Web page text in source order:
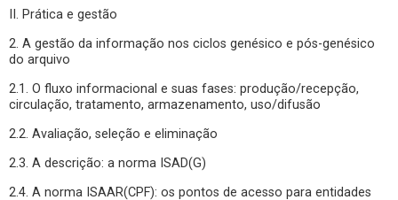
II. Prática e gestão
2. A gestão da informação nos ciclos genésico e pós-genésico
do arquivo
2.1. O fluxo informacional e suas fases: produção/recepção,
circulação, tratamento, armazenamento, uso/difusão
2.2. Avaliação, seleção e eliminação
2.3. A descrição: a norma ISAD(G)
2.4. A norma ISAAR(CPF): os pontos de acesso para entidades